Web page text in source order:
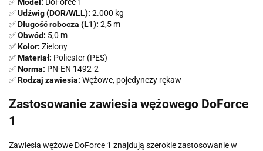
✅Udźwig (DOR/WLL): 2.000 kg
✅Długość robocza (L1): 2,5 m
✅Obwód: 5,0 m
✅Kolor: Zielony
✅Materiał: Poliester (PES)
✅Norma: PN-EN 1492-2
✅Rodzaj zawiesia: Wężowe, pojedynczy rękaw
Zastosowanie zawiesia wężowego DoForce
1
Zawiesia wężowe DoForce 1 znajdują szerokie zastosowanie w